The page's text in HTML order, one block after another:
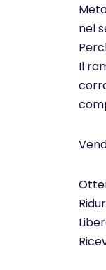
nel
Il